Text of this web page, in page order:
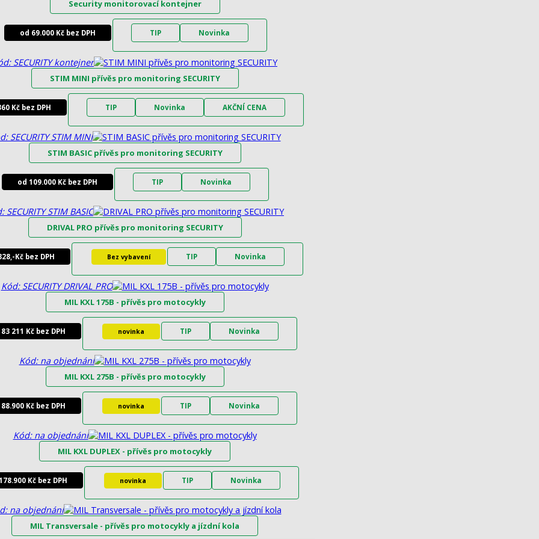
Security monitorovací kontejner
od 69.000 Kč bez DPH TIP Novinka
SECURITY kontejner
STIM MINI přívěs pro monitoring SECURITY
Kč bez DPH TIP Novinka AKČNÍ CENA
SECURITY STIM MINI
STIM BASIC přívěs pro monitoring SECURITY
od 109.000 Kč bez DPH TIP Novinka
SECURITY STIM BASIC
DRIVAL PRO přívěs pro monitoring SECURITY
Kč bez DPH Bez vybavení TIP Novinka
Kód: SECURITY DRIVAL PRO
MIL KXL 175B - přívěs pro motocykly
211 Kč bez DPH novinka TIP Novinka
Kód: na objednání
MIL KXL 275B - přívěs pro motocykly
Kč bez DPH novinka TIP Novinka
Kód: na objednání
MIL KXL DUPLEX - přívěs pro motocykly
Kč bez DPH novinka TIP Novinka
na objednání
MIL Transversale - přívěs pro motocykly a jízdní kola